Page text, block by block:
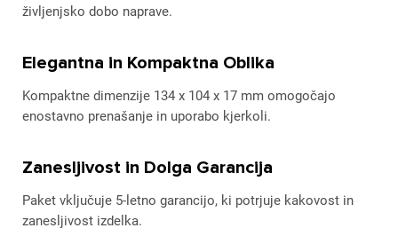
življenjsko dobo naprave.
Elegantna in Kompaktna Oblika
Kompaktne dimenzije 134 x 104 x 17 mm omogočajo
enostavno prenašanje in uporabo kjerkoli.
Zanesljivost in Dolga Garancija
Paket vključuje 5-letno garancijo, ki potrjuje kakovost in
zanesljivost izdelka.